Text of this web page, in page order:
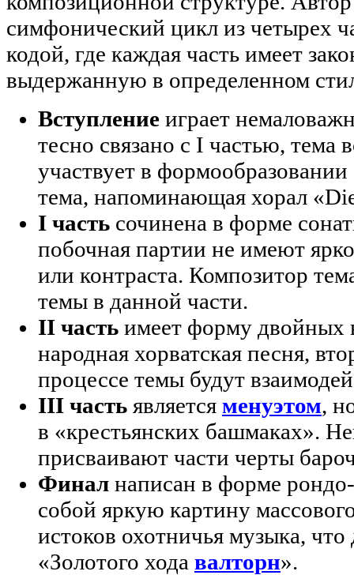
симфонический цикл из четырех
кодой, где каждая часть имеет
выдержанную в определенном
Вступление играет
тесно связано с I частью, тема
участвует в
тема, напоминающая хорал
I часть сочинена в форме
побочная партии не имеют
или контраста. Композитор
темы в данной части.
II часть имеет форму двойных
народная хорватская песня,
процессе темы будут
III часть является менуэтом,
в «крестьянских башмаках».
присваивают части черты
Финал написан в форме рондо-
собой яркую картину
истоков охотничья музыка,
«Золотого хода валторн».